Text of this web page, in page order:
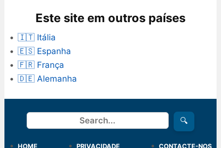
Este site em outros países
🇮🇹 Itália
🇪🇸 Espanha
🇫🇷 França
🇩🇪 Alemanha
Procurar 🔍
HOME PRIVACIDADE CONTACTE-NOS